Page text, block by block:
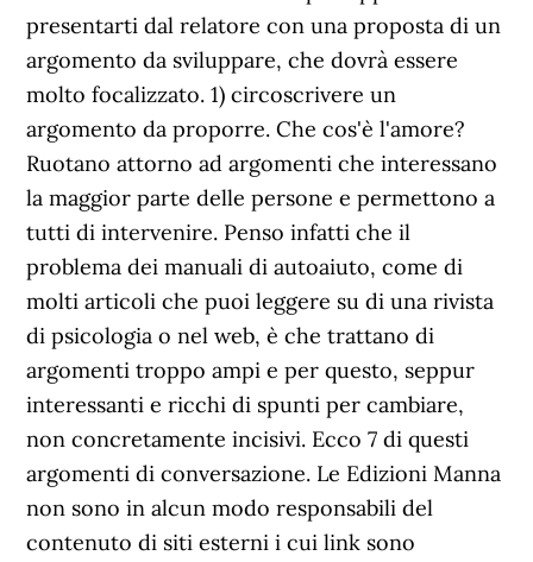
presentarti dal relatore con una proposta di un
argomento da sviluppare, che dovrà essere
molto focalizzato. 1) circoscrivere un
argomento da proporre. Che cos'è l'amore?
Ruotano attorno ad argomenti che interessano
la maggior parte delle persone e permettono a
tutti di intervenire. Penso infatti che il
problema dei manuali di autoaiuto, come di
molti articoli che puoi leggere su di una rivista
di psicologia o nel web, è che trattano di
argomenti troppo ampi e per questo, seppur
interessanti e ricchi di spunti per cambiare,
non concretamente incisivi. Ecco 7 di questi
argomenti di conversazione. Le Edizioni Manna
non sono in alcun modo responsabili del
contenuto di siti esterni i cui link sono